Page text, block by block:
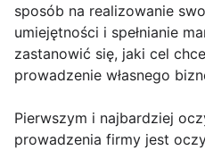
sposób na realizowanie
umiejętności i spełnianie
zastanowić się, jaki cel
prowadzenie własnego
Pierwszym i najbardziej
prowadzenia firmy jest